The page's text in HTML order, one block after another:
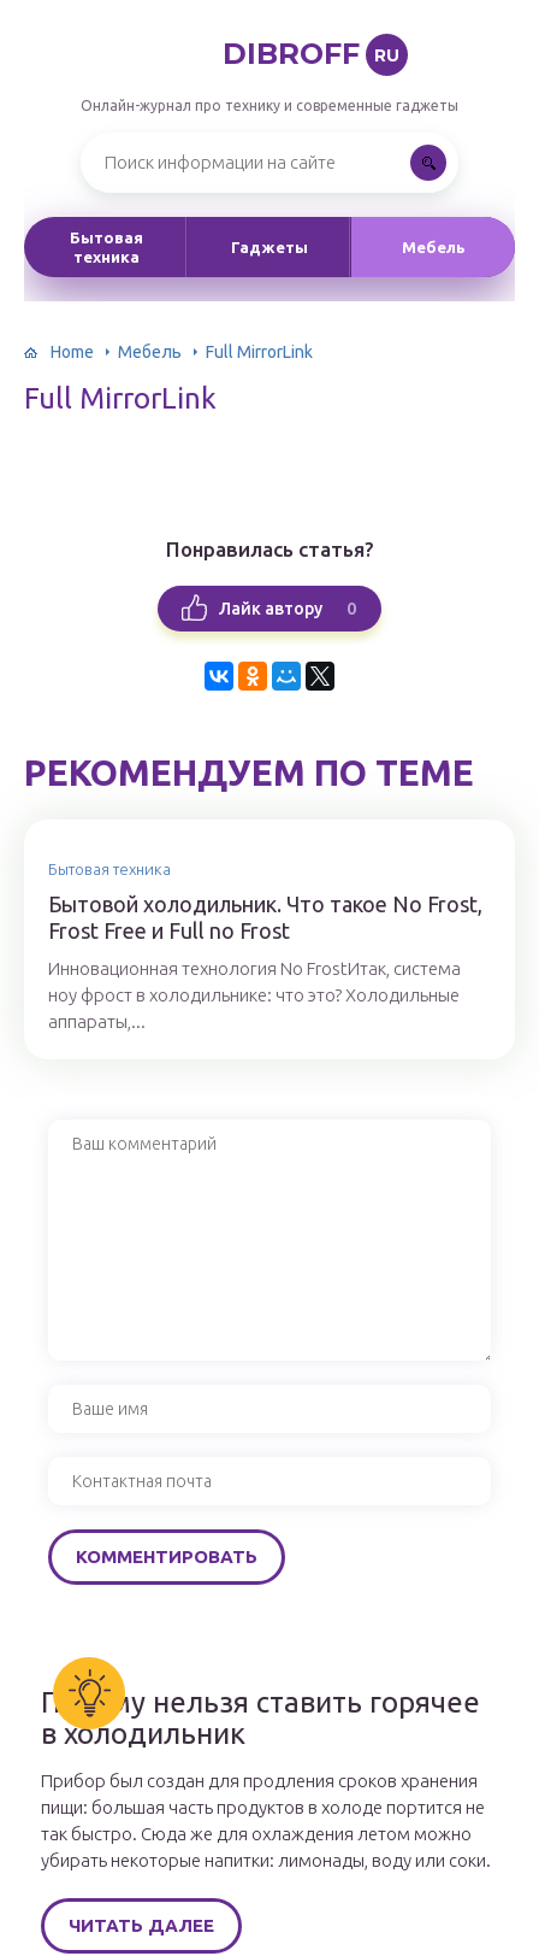
DIBROFF RU
Онлайн-журнал про технику и современные гаджеты
Бытовая
техника
Гаджеты Мебель
Home Мебель Full MirrorLink
Full MirrorLink
Понравилась статья?
Лайк автору 0
РЕКОМЕНДУЕМ ПО ТЕМЕ
Бытовая техника
Бытовой холодильник. Что такое No Frost,
Frost Free и Full no Frost
Инновационная технология No FrostИтак, система
ноу фрост в холодильнике: что это? Холодильные
аппараты,...
Почему нельзя ставить горячее
в холодильник
Прибор был создан для продления сроков хранения
пищи: большая часть продуктов в холоде портится не
так быстро. Сюда же для охлаждения летом можно
убирать некоторые напитки: лимонады, воду или соки.
ЧИТАТЬ ДАЛЕЕ